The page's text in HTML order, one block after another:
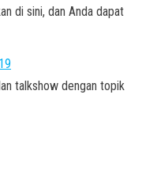
di sini, dan Anda dapat
talkshow dengan topik